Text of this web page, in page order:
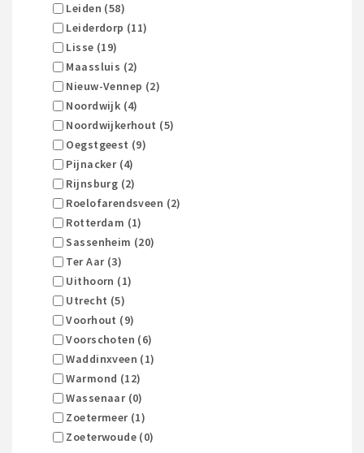
Leiden (58)
Leiderdorp (11)
Lisse (19)
Maassluis (2)
Nieuw-Vennep (2)
Noordwijk (4)
Noordwijkerhout (5)
Oegstgeest (9)
Pijnacker (4)
Rijnsburg (2)
Roelofarendsveen (2)
Rotterdam (1)
Sassenheim (20)
Ter Aar (3)
Uithoorn (1)
Utrecht (5)
Voorhout (9)
Voorschoten (6)
Waddinxveen (1)
Warmond (12)
Wassenaar (0)
Zoetermeer (1)
Zoeterwoude (0)